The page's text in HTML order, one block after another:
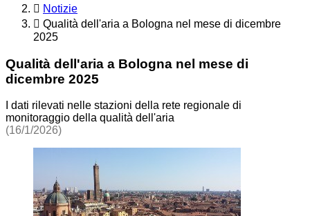
Notizie
Qualità dell'aria a Bologna nel mese di dicembre
2025
Qualità dell'aria a Bologna nel mese di
dicembre 2025
I dati rilevati nelle stazioni della rete regionale di
monitoraggio della qualità dell'aria
(16/1/2026)